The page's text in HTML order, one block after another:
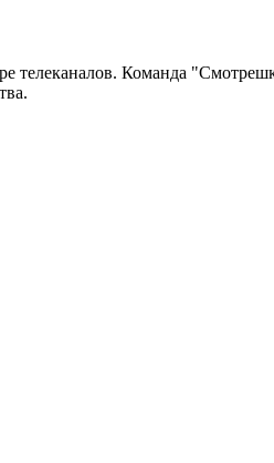
телеканалов. Команда